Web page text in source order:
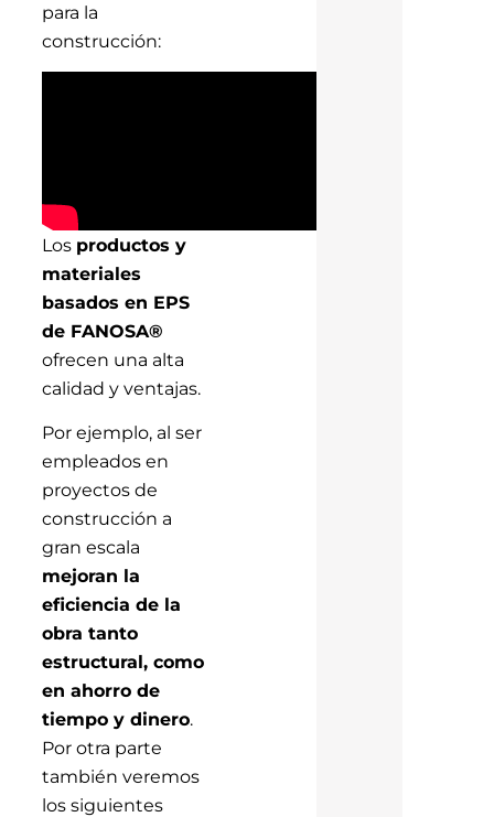
para la
construcción:
Los productos y
materiales
basados en EPS
de FANOSA®
ofrecen una alta
calidad y ventajas.
Por ejemplo, al ser
empleados en
proyectos de
construcción a
gran escala
mejoran la
eficiencia de la
obra tanto
estructural, como
en ahorro de
tiempo y dinero.
Por otra parte
también veremos
los siguientes